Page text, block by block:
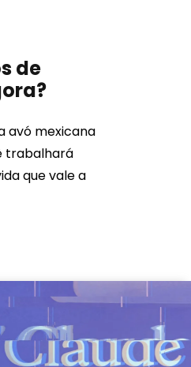
de
avó mexicana
trabalhará
que vale a